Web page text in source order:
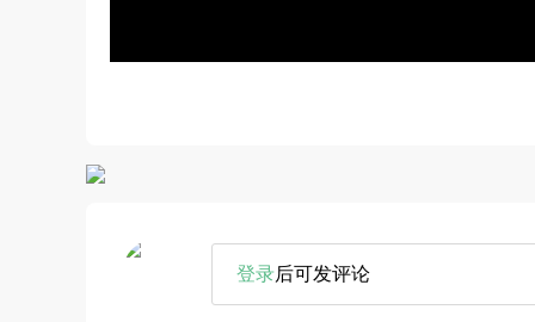
登录后可发评论